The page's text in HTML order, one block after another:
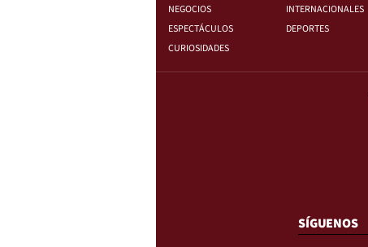
NEGOCIOS
INTERNACIONALES
ESPECTÁCULOS
DEPORTES
CURIOSIDADES
SÍGUENOS